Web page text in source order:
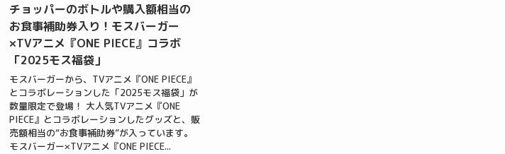
チョッパーのボトルや購入額相当の
お食事補助券入り！モスバーガー
×TVアニメ『ONE PIECE』コラボ
「2025モス福袋」
モスバーガーから、TVアニメ『ONE PIECE』
とコラボレーションした「2025モス福袋」が
数量限定で登場！ 大人気TVアニメ『ONE
PIECE』とコラボレーションしたグッズと、販
売額相当の“お食事補助券”が入っています。
モスバーガー×TVアニメ『ONE PIECE...